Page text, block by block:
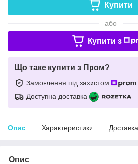
Купити
або
Купити з
Що таке купити з Пром?
Замовлення під захистом
Доступна доставка
Опис Характеристики Доставка
Опис